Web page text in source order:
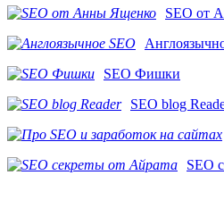
SEO от
SEO Фишки
SEO blog
SEO